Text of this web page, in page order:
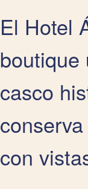
El Hotel
boutique
casco
con